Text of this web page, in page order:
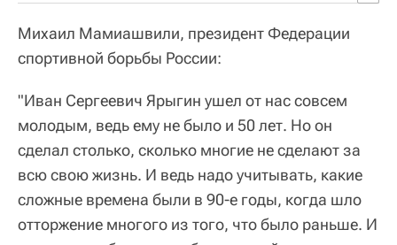
Михаил Мамиашвили, президент Федерации
спортивной борьбы России:
"Иван Сергеевич Ярыгин ушел от нас совсем
молодым, ведь ему не было и 50 лет. Но он
сделал столько, сколько многие не сделают за
всю свою жизнь. И ведь надо учитывать, какие
сложные времена были в 90-е годы, когда шло
отторжение многого из того, что было раньше. И